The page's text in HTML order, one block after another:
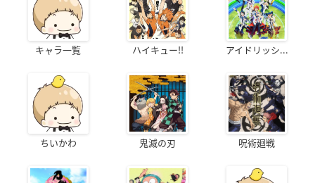
キャラ一覧 ハイキュー!! アイドリッシ...
ちいかわ 鬼滅の刃 呪術廻戦